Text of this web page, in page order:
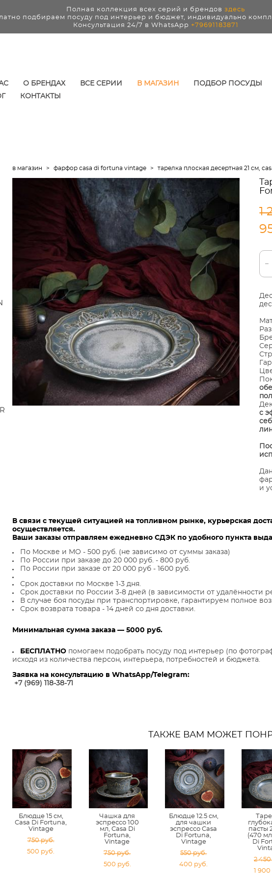
Полная коллекция всех серий и брендов здесь
подбираем посуду под интерьер и бюджет, индивидуально
Консультация 24/7 в WhatsApp +79691183871
О БРЕНДАХ ВСЕ СЕРИИ В МАГАЗИН ПОДБОР ПОСУДЫ
КОНТАКТЫ
в магазин > фарфор casa di fortuna vintage > тарелка плоская десертная 21 см,
1
с
и
В связи с текущей ситуацией на топливном рынке, курьерская
осуществляется.
Ваши заказы отправляем ежедневно СДЭК по удобного пункта
По Москве и МО - 500 руб. (не зависимо от суммы заказа)
По России при заказе до 20 000 руб. - 800 руб.
По России при заказе от 20 000 руб - 1600 руб.
Срок доставки по Москве 1-3 дня.
Срок доставки по России 3-8 дней (в зависимости от удалённости
В случае боя посуды при транспортировке, гарантируем полное
Срок возврата товара - 14 дней со дня доставки.
Минимальная сумма заказа — 5000 руб.
БЕСПЛАТНО помогаем подобрать посуду под интерьер (по
исходя из количества персон, интерьера, потребностей и бюджета.
Заявка на консультацию в WhatsApp/Telegram:
+7 (969) 118-38-7
ТАКЖЕ ВАМ МОЖЕТ
Блюдце 15 см,
Casa Di Fortuna,
Vintage
750 pуб.
500 pуб.
Чашка для
эспрессо 100
мл, Casa Di
Fortuna,
Vintage
750 pуб.
500 pуб.
Блюдце 12.5 см,
для чашки
эспрессо Casa
Di Fortuna,
Vintage
550 pуб.
400 pуб.
пасты
(470
Di
2
1 900